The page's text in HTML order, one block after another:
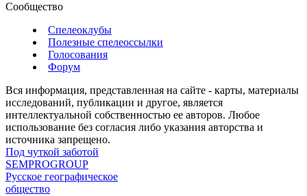
Сообщество
Спелеоклубы
Полезные спелеоссылки
Голосования
Форум
Вся информация, представленная на сайте - карты, материалы
исследований, публикации и другое, является
интеллектуальной собственностью ее авторов. Любое
использование без согласия либо указания авторства и
источника запрещено.
Под чуткой заботой
SEMPROGROUP
Русское географическое
общество